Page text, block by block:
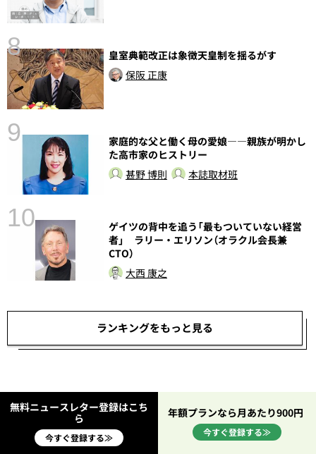
8
皇室典範改正は象徴天皇制を揺るがす
保阪 正康
9
家庭的な父と働く母の愛娘――親族が明かし
た高市家のヒストリー
甚野 博則
本誌取材班
10
ゲイツの背中を追う「最もついていない経営
者」 ラリー・エリソン（オラクル会長兼
CTO）
大西 康之
ランキングをもっと見る
無料ニュースレター登録はこち
ら
今すぐ登録する≫
年額プランなら月あたり900円
今すぐ登録する≫